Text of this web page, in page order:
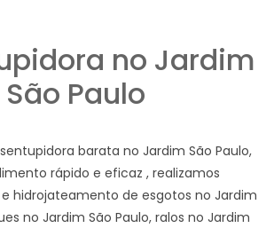
no Jardim
São Paulo
barata no Jardim São Paulo,
rápido e eficaz , realizamos
hidrojateamento de esgotos no Jardim
no Jardim São Paulo, ralos no Jardim